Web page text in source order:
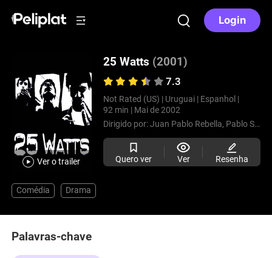
Login
Ver o trailer
25 Watts (2001)
7.3
Not Rated (US) | Uruguai | Espanhol |
92 min | Mai de 2002
Dirigido por:Juan Pablo Rebella, Pablo Stoll
Quero ver Ver Resenha
Comédia Drama
Palavras-chave